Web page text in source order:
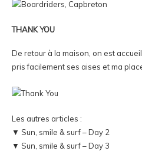
THANK YOU
De retour à la maison, on est
pris facilement ses aises et ma
Les autres articles :
▼ Sun, smile & surf – Day 2
▼ Sun, smile & surf – Day 3